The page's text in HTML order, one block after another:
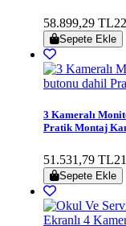
58.899,29 TL
Sepete Ekle
3 Kameralı
Pratik Montaj
51.531,79 TL
Sepete Ekle